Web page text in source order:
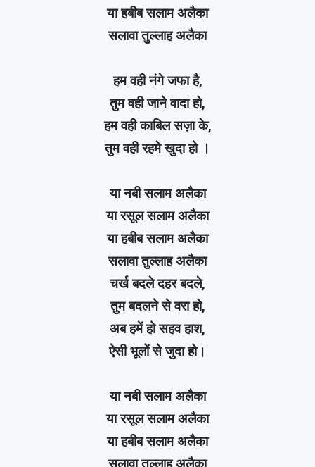
या हबीब सलाम अलैका
सलावा तुल्लाह अलैका
हम वही नंगे जफा है,
तुम वही जाने वादा हो,
हम वही काबिल सज़ा के,
तुम वही रहमे खुदा हो ।
या नबी सलाम अलैका
या रसूल सलाम अलैका
या हबीब सलाम अलैका
सलावा तुल्लाह अलैका
चर्ख बदले दहर बदले,
तुम बदलने से वरा हो,
अब हमें हो सहव हाश,
ऐसी भूलों से जुदा हो।
या नबी सलाम अलैका
या रसूल सलाम अलैका
या हबीब सलाम अलैका